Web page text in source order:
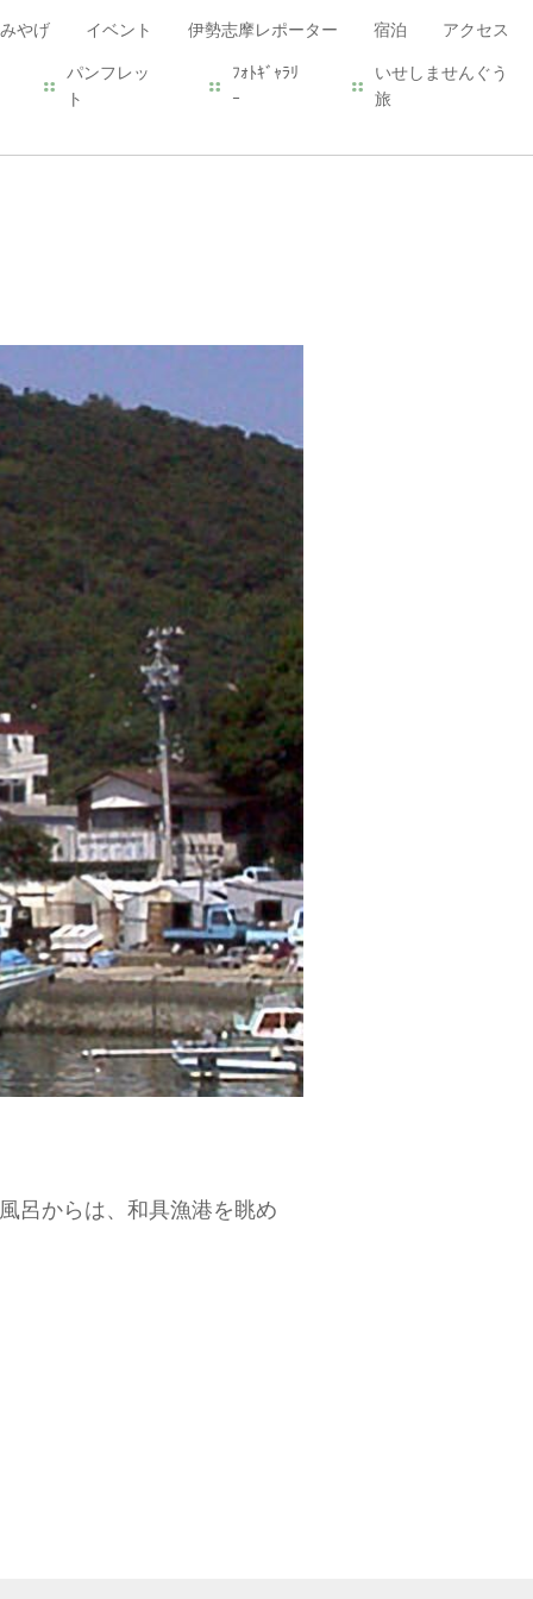
やげ イベント 伊勢志摩レポーター 宿泊 アクセス
パンフレッ
ト
ﾌｫﾄｷﾞｬﾗﾘ
ｰ
いせしませんぐう
旅
呂からは、和具漁港を眺め